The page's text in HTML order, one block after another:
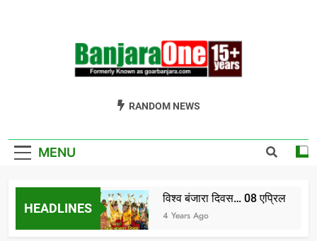
Welcome To
GoarBanjara.com
RANDOM NEWS
MENU
HEADLINES
भाग-1
विश्व बंजारा दिवस… 08 एप्रिल
4 Years Ago